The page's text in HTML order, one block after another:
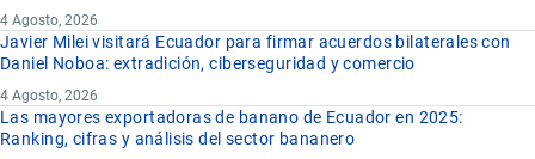
4 Agosto, 2026
Javier Milei visitará Ecuador para firmar acuerdos bilaterales con
Daniel Noboa: extradición, ciberseguridad y comercio
4 Agosto, 2026
Las mayores exportadoras de banano de Ecuador en 2025:
Ranking, cifras y análisis del sector bananero